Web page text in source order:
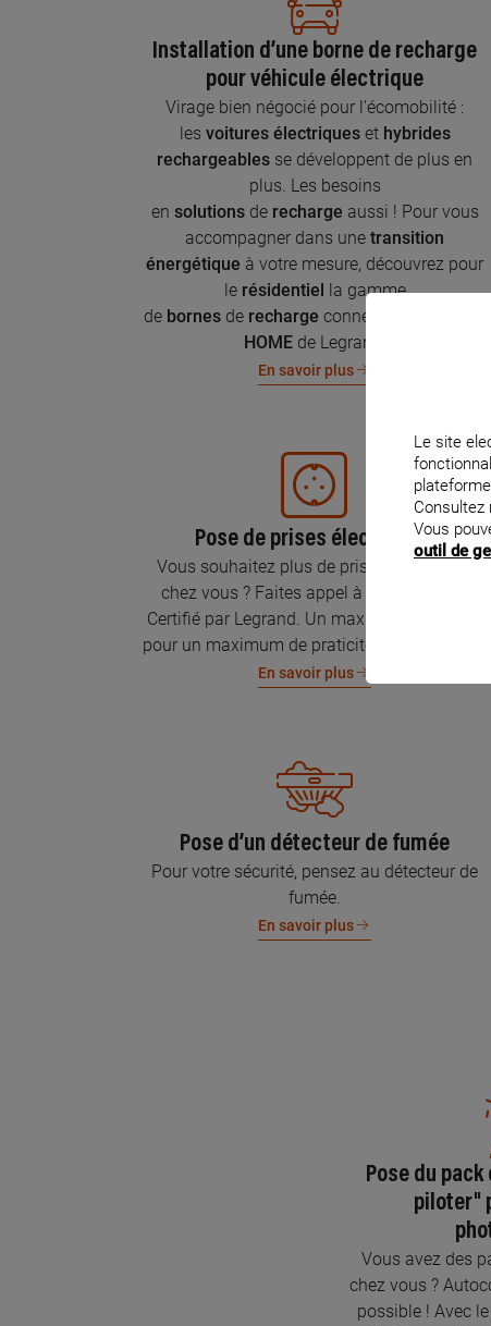
Installation d’une borne de recharge
pour véhicule électrique
Virage bien négocié pour l’écomobilité :
les voitures électriques et hybrides
rechargeables se développent de plus en
plus. Les besoins
en solutions de recharge aussi ! Pour vous
accompagner dans unetransition
énergétique à votre mesure, découvrez pour
le résidentiel la gamme
de bornes de recharge connectées
HOME de Legrand.
En savoir plus
Pose de prises électriques
Vous souhaitez plus de prises électriques
chez vous ? Faites appel à un Électricien
Certifié par Legrand. Un maximum de prises
pour un maximum de praticité et de sécurité.
En savoir plus
Pose d’un détecteur de fumée
Pour votre sécurité, pensez au détecteur de
fumée.
En savoir plus
Pose du
piloter"
Vous avez des
chez vous ?
possible ! Avec
Le site
Consultez
Vous
outil de